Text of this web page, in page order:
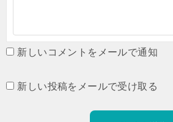
新しいコメントをメールで通知
新しい投稿をメールで受け取る